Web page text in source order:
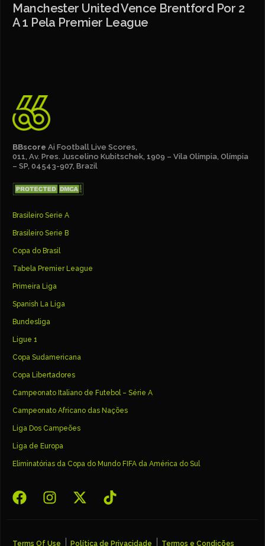
Manchester United Vence Brentford Por 2
A 1 Pela Premier League
BBscore Ai Football Live Scores,
011, Av. Pres. Juscelino Kubitschek, 1909 – Vila Olímpia, Olímpia
– SP, 04543-907, Brazil
Brasileiro Serie A
Brasileiro Serie B
Copa do Brasil
Tabela Premier League
Primeira Liga
Spanish La Liga
Bundesliga
Ligue 1
Copa Sudamericana
Copa Libertadores
Campeonato Italiano de Futebol – Série A
Campeonato Africano das Nações
Liga Dos Campeões
Liga de Europa
Eliminatórias da Copa do Mundo FIFA da América do Sul
Terms Of Use Política de Privacidade Termos e Condições